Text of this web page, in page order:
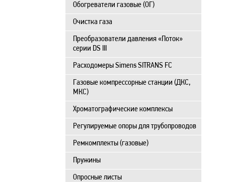
Обогреватели газовые (ОГ)
Очистка газа
Преобразователи давления «Поток»
серии DS III
Расходомеры Simens SITRANS FC
Газовые компрессорные станции (ДКС,
МКС)
Хроматографические комплексы
Регулируемые опоры для трубопроводов
Ремкомплекты (газовые)
Пружины
Опросные листы